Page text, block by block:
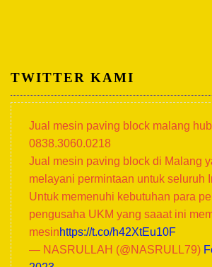
TWITTER KAMI
Jual mesin paving block malang hub
0838.3060.0218
Jual mesin paving block di Malang
melayani permintaan untuk seluruh
Untuk memenuhi kebutuhan para
pengusaha UKM yang saaat ini
mesinhttps://t.co/h42XtEu10F
— NASRULLAH (@NASRULL79)